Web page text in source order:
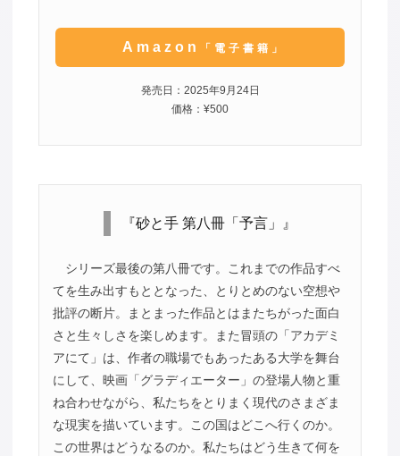
Amazon 「電子書籍」
発売日：2025年9月24日
価格：¥500
『砂と手 第八冊「予言」』
シリーズ最後の第八冊です。これまでの作品すべ
てを生み出すもととなった、とりとめのない空想や
批評の断片。まとまった作品とはまたちがった面白
さと生々しさを楽しめます。また冒頭の「アカデミ
アにて」は、作者の職場でもあったある大学を舞台
にして、映画「グラディエーター」の登場人物と重
ね合わせながら、私たちをとりまく現代のさまざま
な現実を描いています。この国はどこへ行くのか。
この世界はどうなるのか。私たちはどう生きて何を